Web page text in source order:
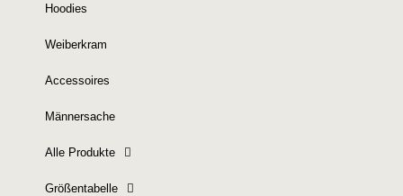
Hoodies
Weiberkram
Accessoires
Männersache
Alle Produkte
Größentabelle